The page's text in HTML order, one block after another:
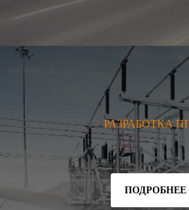
РАЗРАБОТКА
ПОДРОБНЕЕ